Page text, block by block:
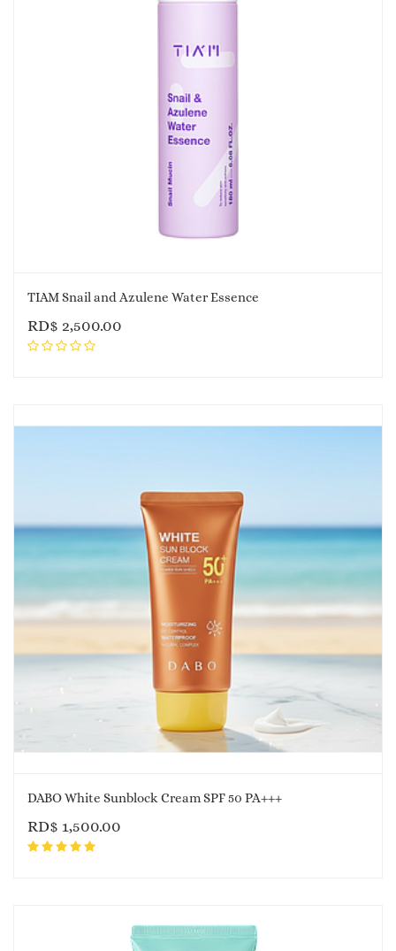
TIAM Snail and Azulene Water Essence
RD$ 2,500.00
DABO White Sunblock Cream SPF 50 PA+++
RD$ 1,500.00